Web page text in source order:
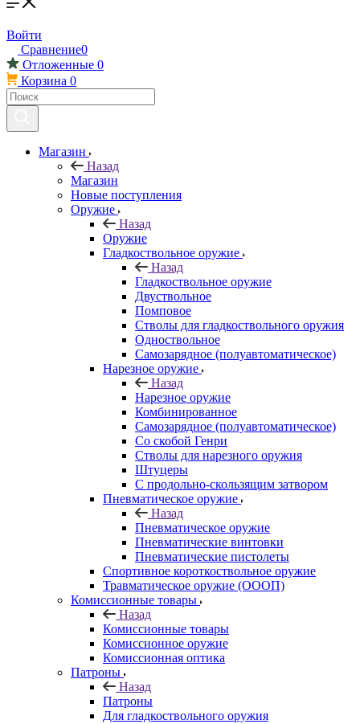
Войти
Сравнение0
Отложенные 0
Корзина 0
Магазин
Назад
Магазин
Новые поступления
Оружие
Назад
Оружие
Гладкоствольное оружие
Назад
Гладкоствольное оружие
Двуствольное
Помповое
Стволы для гладкоствольного оружия
Одноствольное
Самозарядное (полуавтоматическое)
Нарезное оружие
Назад
Нарезное оружие
Комбинированное
Самозарядное (полуавтоматическое)
Со скобой Генри
Стволы для нарезного оружия
Штуцеры
С продольно-скользящим затвором
Пневматическое оружие
Назад
Пневматическое оружие
Пневматические винтовки
Пневматические пистолеты
Спортивное короткоствольное оружие
Травматическое оружие (ОООП)
Комиссионные товары
Назад
Комиссионные товары
Комиссионное оружие
Комиссионная оптика
Патроны
Назад
Патроны
Для гладкоствольного оружия